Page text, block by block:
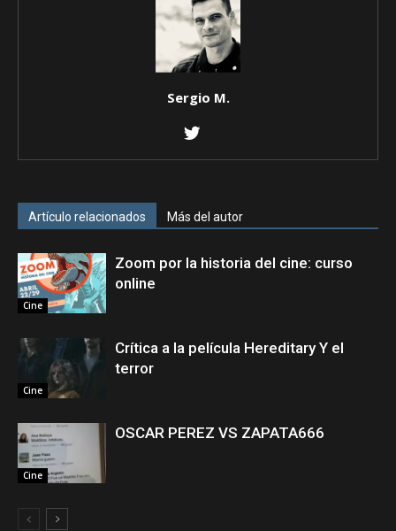
Sergio M.
Artículo relacionados Más del autor
Cine
Zoom por la historia del cine: curso
online
Cine
Crítica a la película Hereditary Y el
terror
Cine
OSCAR PEREZ VS ZAPATA666